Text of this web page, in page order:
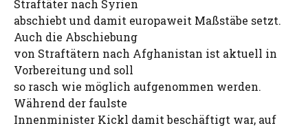
Straftäter nach Syrien
abschiebt und damit europaweit Maßstäbe setzt.
Auch die Abschiebung
von Straftätern nach Afghanistan ist aktuell in
Vorbereitung und soll
so rasch wie möglich aufgenommen werden.
Während der faulste
Innenminister Kickl damit beschäftigt war, auf